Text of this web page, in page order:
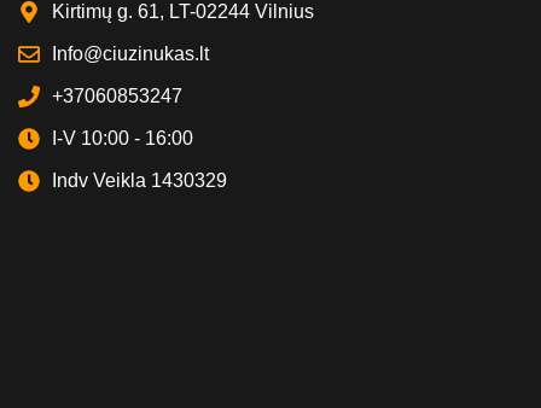
Kirtimų g. 61, LT-02244 Vilnius
Info@ciuzinukas.lt
+37060853247
I-V 10:00 - 16:00
Indv Veikla 1430329